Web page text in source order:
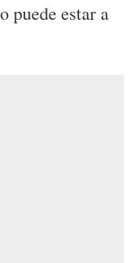
puede estar a